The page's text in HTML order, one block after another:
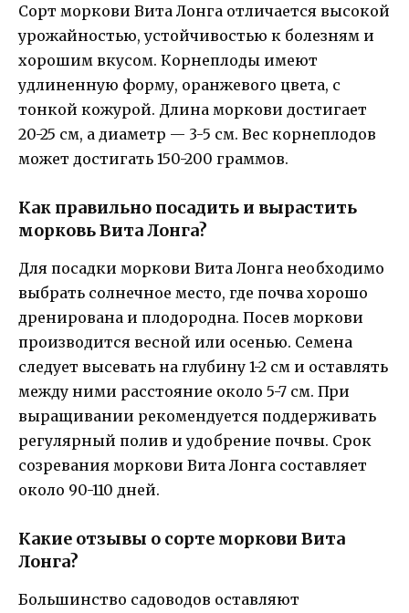
Сорт моркови Вита Лонга отличается высокой
урожайностью, устойчивостью к болезням и
хорошим вкусом. Корнеплоды имеют
удлиненную форму, оранжевого цвета, с
тонкой кожурой. Длина моркови достигает
20-25 см, а диаметр — 3-5 см. Вес корнеплодов
может достигать 150-200 граммов.
Как правильно посадить и вырастить
морковь Вита Лонга?
Для посадки моркови Вита Лонга необходимо
выбрать солнечное место, где почва хорошо
дренирована и плодородна. Посев моркови
производится весной или осенью. Семена
следует высевать на глубину 1-2 см и оставлять
между ними расстояние около 5-7 см. При
выращивании рекомендуется поддерживать
регулярный полив и удобрение почвы. Срок
созревания моркови Вита Лонга составляет
около 90-110 дней.
Какие отзывы о сорте моркови Вита
Лонга?
Большинство садоводов оставляют